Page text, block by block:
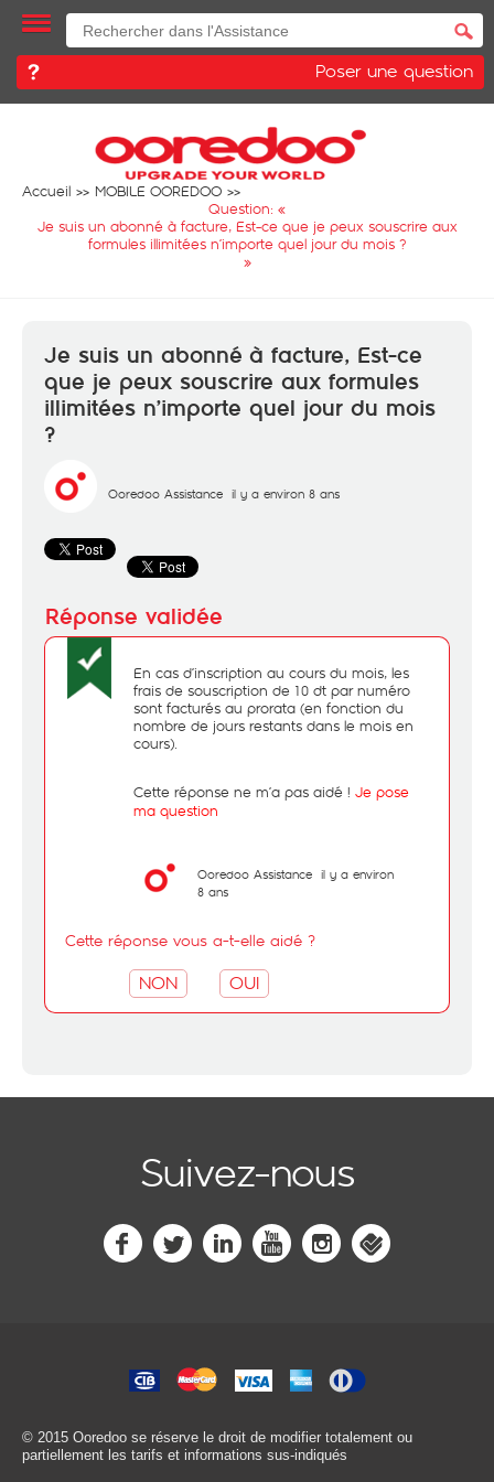
Poser une question
Accueil
MOBILE OOREDOO
Question: «
Je suis un abonné à facture, Est-ce que je peux souscrire aux
formules illimitées n’importe quel jour du mois ?
»
Je suis un abonné à facture, Est-ce
que je peux souscrire aux formules
illimitées n’importe quel jour du mois
?
Ooredoo Assistance il y a environ 8 ans
En cas d’inscription au cours du mois, les
frais de souscription de 10 dt par numéro
sont facturés au prorata (en fonction du
nombre de jours restants dans le mois en
cours).
Cette réponse ne m’a pas aidé ! Je pose
ma question
Ooredoo Assistance il y a environ
8 ans
Cette réponse vous a-t-elle aidé ?
NON OUI
Suivez-nous
© 2015 Ooredoo se réserve le droit de modifier totalement ou
partiellement les tarifs et informations sus-indiqués